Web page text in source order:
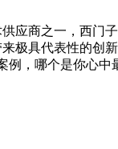
应商之一，西门
极具代表性的创
例，哪个是你心